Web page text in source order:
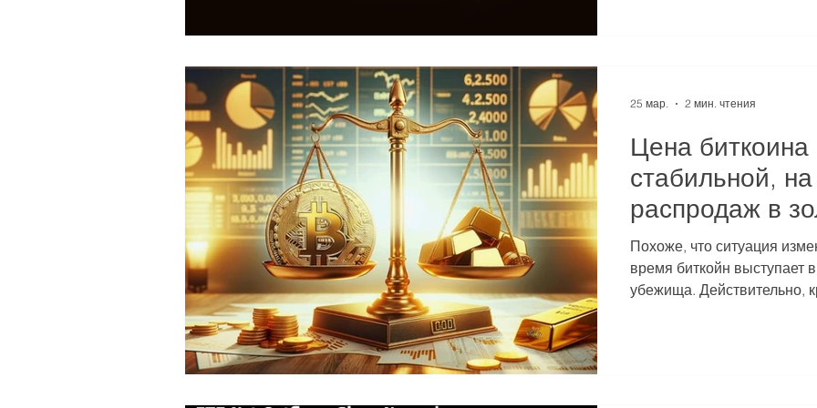
всего 6,5%. Разница
Цена биткоина
стабильной,
распродаж в
роли защитных
поменялись
Похоже, что ситуация
время биткойн выступает
убежища. Действительно,
25 мар. 2 мин. чтения